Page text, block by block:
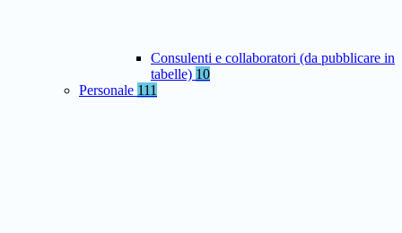
Consulenti e collaboratori (da pubblicare in
tabelle) 10
Personale 111